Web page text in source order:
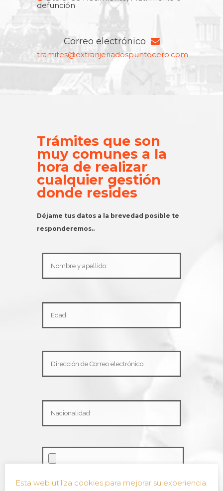
defunción
Correo electrónico
tramites@extranjeriadospuntocero.com
Trámites que son
muy comunes a la
hora de realizar
cualquier gestión
donde resides
Déjame tus datos a la brevedad posible te
responderemos..
Esta web utiliza cookies para mejorar su experiencia.